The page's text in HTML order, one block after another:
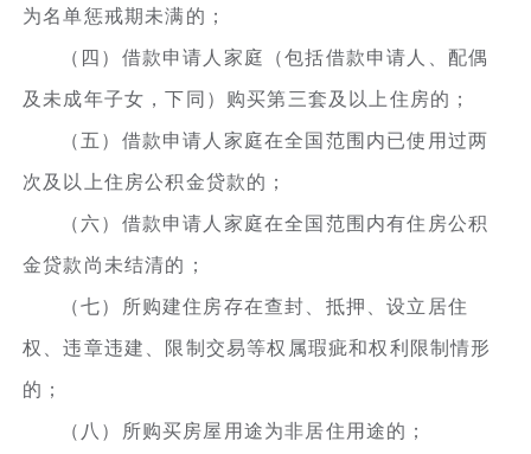
为名单惩戒期未满的；
（四）借款申请人家庭（包括借款申请人、配偶
及未成年子女，下同）购买第三套及以上住房的；
（五）借款申请人家庭在全国范围内已使用过两
次及以上住房公积金贷款的；
（六）借款申请人家庭在全国范围内有住房公积
金贷款尚未结清的；
（七）所购建住房存在查封、抵押、设立居住
权、违章违建、限制交易等权属瑕疵和权利限制情形
的；
（八）所购买房屋用途为非居住用途的；